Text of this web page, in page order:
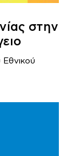
στην
Εθνικού